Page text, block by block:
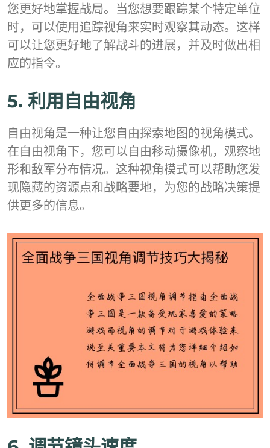
您更好地掌握战局。当您想要跟踪某个特定单位
时，可以使用追踪视角来实时观察其动态。这样
可以让您更好地了解战斗的进展，并及时做出相
应的指令。
5. 利用自由视角
自由视角是一种让您自由探索地图的视角模式。
在自由视角下，您可以自由移动摄像机，观察地
形和敌军分布情况。这种视角模式可以帮助您发
现隐藏的资源点和战略要地，为您的战略决策提
供更多的信息。